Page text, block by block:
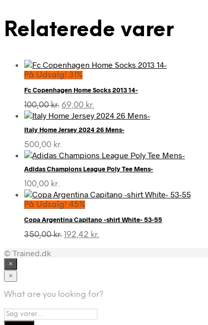
Relaterede varer
På Udsalg! 31%
Fc Copenhagen Home Socks 2013 14-
100,00kr. Den
oprindelige
var:
69,00 kr.
aktuelle
er:
Italy Home Jersey 2024 26 Mens-
500,00 kr.
Adidas Champions League Poly Tee Mens-
100,00 kr.
På Udsalg! 45%
Copa Argentina Capitano -shirt White- 53-55
350,00kr. Den
192,42 kr.
© Trained.dk
×
×
What are you looking for?